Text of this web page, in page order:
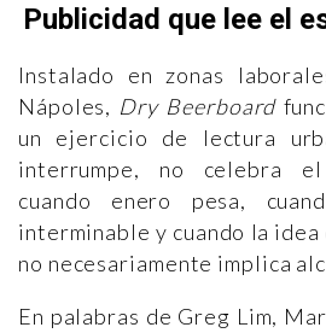
Publicidad que lee el
Instalado en zonas
Nápoles, Dry Beerboard
un ejercicio de lectura
interrumpe, no celebra el
cuando enero pesa,
interminable y cuando la idea
no necesariamente implica
En palabras de Greg Lim,